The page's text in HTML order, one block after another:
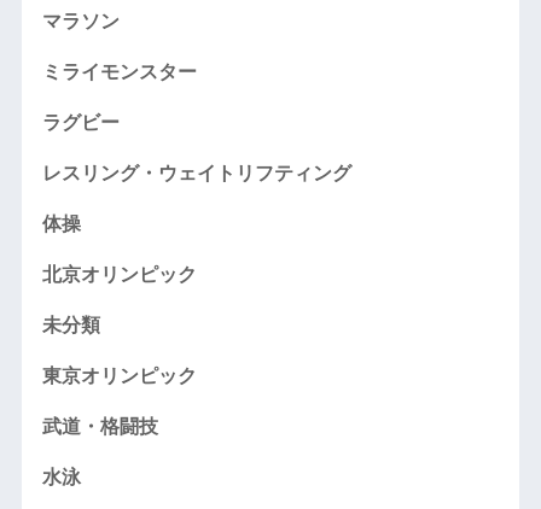
マラソン
ミライモンスター
ラグビー
レスリング・ウェイトリフティング
体操
北京オリンピック
未分類
東京オリンピック
武道・格闘技
水泳